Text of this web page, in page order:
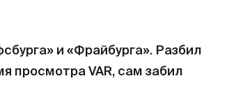
и «Фрайбурга». Разбил
просмотра VAR, сам забил